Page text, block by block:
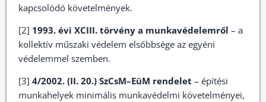
kapcsolódó követelmények.
[2] 1993. évi XCIII. törvény a munkavédelemről – a
kollektív műszaki védelem elsőbbsége az egyéni
védelemmel szemben.
[3] 4/2002. (II. 20.) SzCsM–EüM rendelet – építési
munkahelyek minimális munkavédelmi követelményei,